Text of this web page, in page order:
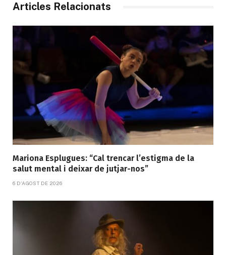
Articles Relacionats
Mariona Esplugues: “Cal trencar l’estigma de la
salut mental i deixar de jutjar-nos”
6 D'AGOST DE 2026